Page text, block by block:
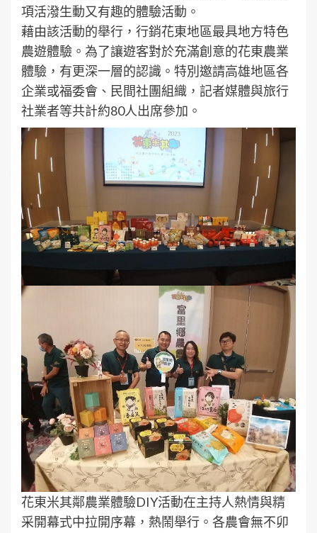
項活潑生動又有趣的體驗活動。
藉由該活動的舉行，行銷花東地區最具地方特色
農遊體驗。為了讓遊客對於充滿創意的花東農業
體驗，有更深一層的認識。特別邀請高雄地區各
企業或福委會、民間社團組織，記者媒體與旅行
社業者等共計約80人出席參加。
花東米其鄰農業體驗DIY活動在主持人熱情與精
采開幕式中拉開序幕，熱鬧舉行。各農會無不卯